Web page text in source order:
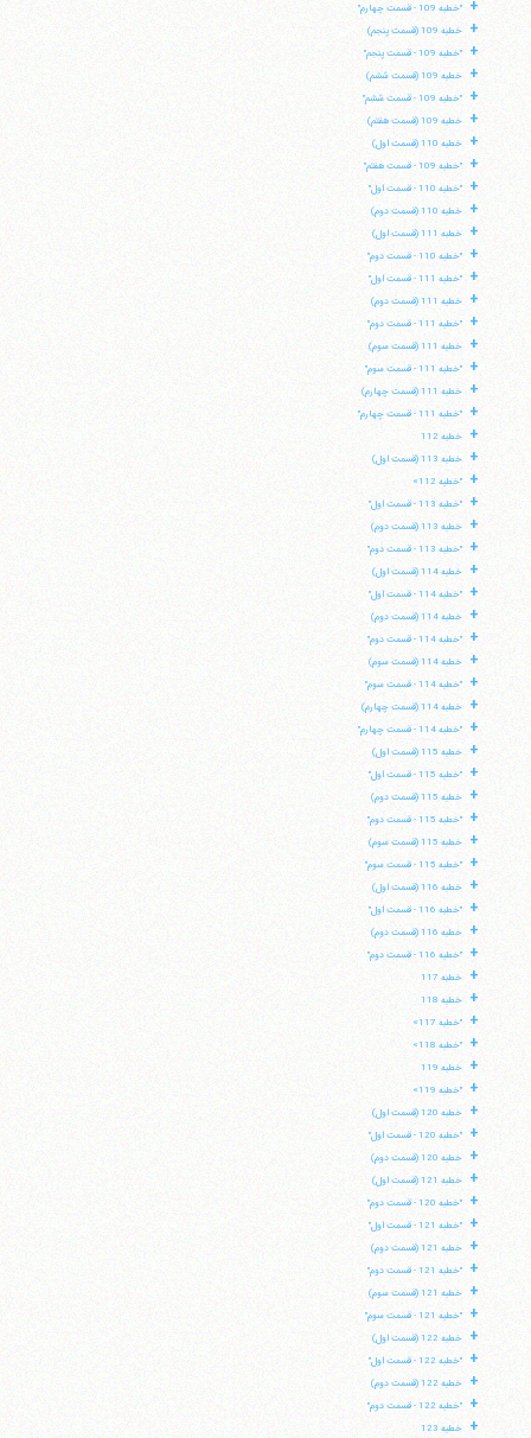
+ "خطبه 109 - قسمت چهارم"
+ خطبه 109 (قسمت پنجم)
+ "خطبه 109 - قسمت پنجم"
+ خطبه 109 (قسمت ششم)
+ "خطبه 109 - قسمت ششم"
+ خطبه 109 (قسمت هفتم)
+ خطبه 110 (قسمت اول)
+ "خطبه 109 - قسمت هفتم"
+ "خطبه 110 - قسمت اول"
+ خطبه 110 (قسمت دوم)
+ خطبه 111 (قسمت اول)
+ "خطبه 110 - قسمت دوم"
+ "خطبه 111 - قسمت اول"
+ خطبه 111 (قسمت دوم)
+ "خطبه 111 - قسمت دوم"
+ خطبه 111 (قسمت سوم)
+ "خطبه 111 - قسمت سوم"
+ خطبه 111 (قسمت چهارم)
+ "خطبه 111 - قسمت چهارم"
+ خطبه 112
+ خطبه 113 (قسمت اول)
+ "خطبه 112»
+ "خطبه 113 - قسمت اول"
+ خطبه 113 (قسمت دوم)
+ "خطبه 113 - قسمت دوم"
+ خطبه 114 (قسمت اول)
+ "خطبه 114 - قسمت اول"
+ خطبه 114 (قسمت دوم)
+ "خطبه 114 - قسمت دوم"
+ خطبه 114 (قسمت سوم)
+ "خطبه 114 - قسمت سوم"
+ خطبه 114 (قسمت چهارم)
+ "خطبه 114 - قسمت چهارم"
+ خطبه 115 (قسمت اول)
+ "خطبه 115 - قسمت اول"
+ خطبه 115 (قسمت دوم)
+ "خطبه 115 - قسمت دوم"
+ خطبه 115 (قسمت سوم)
+ "خطبه 115 - قسمت سوم"
+ خطبه 116 (قسمت اول)
+ "خطبه 116 - قسمت اول"
+ خطبه 116 (قسمت دوم)
+ "خطبه 116 - قسمت دوم"
+ خطبه 117
+ خطبه 118
+ "خطبه 117»
+ "خطبه 118»
+ خطبه 119
+ "خطبه 119»
+ خطبه 120 (قسمت اول)
+ "خطبه 120 - قسمت اول"
+ خطبه 120 (قسمت دوم)
+ خطبه 121 (قسمت اول)
+ "خطبه 120 - قسمت دوم"
+ "خطبه 121 - قسمت اول"
+ خطبه 121 (قسمت دوم)
+ "خطبه 121 - قسمت دوم"
+ خطبه 121 (قسمت سوم)
+ "خطبه 121 - قسمت سوم"
+ خطبه 122 (قسمت اول)
+ "خطبه 122 - قسمت اول"
+ خطبه 122 (قسمت دوم)
+ "خطبه 122 - قسمت دوم"
+ خطبه 123